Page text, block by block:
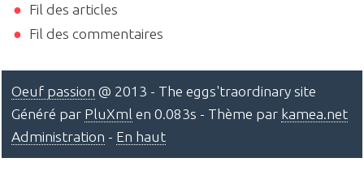
Fil des articles
Fil des commentaires
Oeuf passion @ 2013 - The eggs'traordinary site
Généré par PluXml en 0.083s - Thème par kamea.net
Administration - En haut